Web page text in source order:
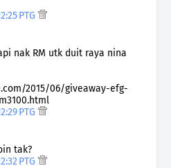
PTG
nak RM utk duit raya nina
2015/06/giveaway-efg-
PTG
tak?
PTG